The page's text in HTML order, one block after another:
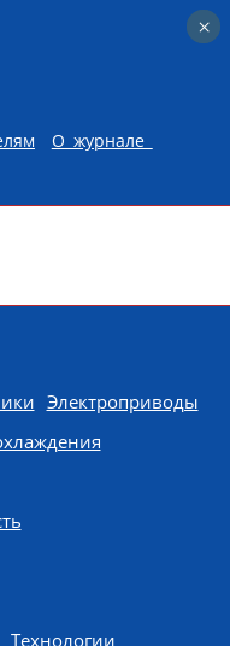
О журнале
Электроприводы
Технологии
×
×